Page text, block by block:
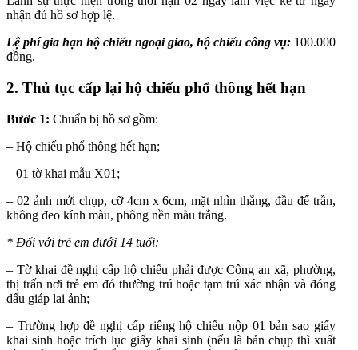
nhận đủ hồ sơ hợp lệ.
Lệ phí gia hạn hộ chiếu ngoại giao, hộ chiếu công vụ: 100.000
đồng.
2. Thủ tục cấp lại hộ chiếu phổ thông hết hạn
Bước 1: Chuẩn bị hồ sơ gồm:
– Hộ chiếu phổ thông hết hạn;
– 01 tờ khai mẫu X01;
– 02 ảnh mới chụp, cỡ 4cm x 6cm, mặt nhìn thẳng, đầu để trần,
không đeo kính màu, phông nền màu trắng.
* Đối với trẻ em dưới 14 tuổi:
– Tờ khai đề nghị cấp hộ chiếu phải được Công an xã, phường,
thị trấn nơi trẻ em đó thường trú hoặc tạm trú xác nhận và đóng
dấu giáp lai ảnh;
– Trường hợp đề nghị cấp riêng hộ chiếu nộp 01 bản sao giấy
khai sinh hoặc trích lục giấy khai sinh (nếu là bản chụp thì xuất